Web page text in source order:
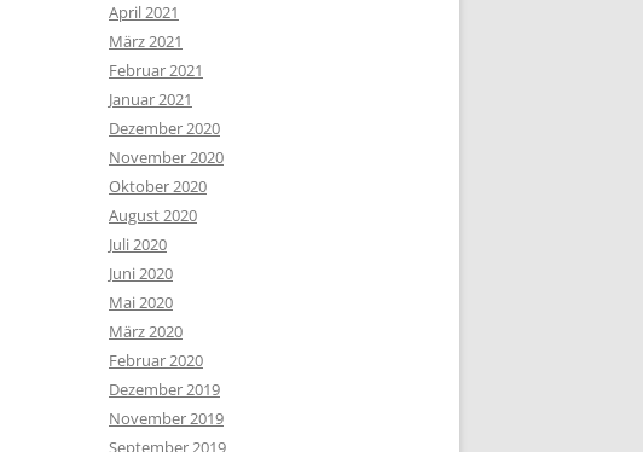
April 2021
März 2021
Februar 2021
Januar 2021
Dezember 2020
November 2020
Oktober 2020
August 2020
Juli 2020
Juni 2020
Mai 2020
März 2020
Februar 2020
Dezember 2019
November 2019
September 2019